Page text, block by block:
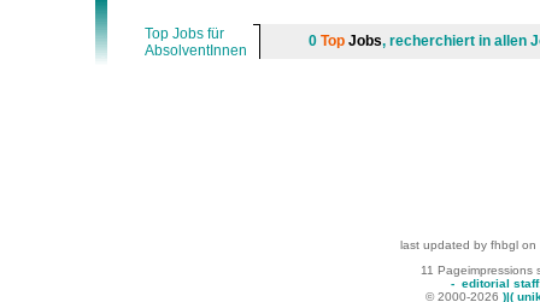
Top Jobs für
AbsolventInnen
0 TopJobs, recherchiert in allen
last updated by fhbgl
11 Pageimpressions
- editorial staff
© 2000-2026 )|(